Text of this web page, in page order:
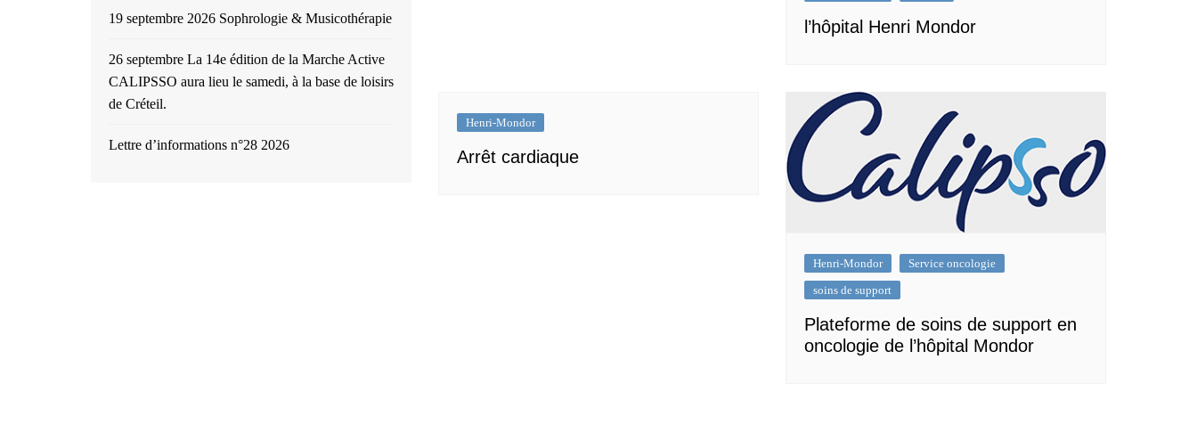
l’hôpital Henri Mondor
Henri-Mondor
Arrêt cardiaque
Henri-Mondor
Service oncologie
soins de support
Plateforme de soins de support en
oncologie de l’hôpital Mondor
19 septembre 2026 Sophrologie & Musicothérapie
26 septembre La 14e édition de la Marche Active
CALIPSSO aura lieu le samedi, à la base de loisirs
de Créteil.
Lettre d’informations n°28 2026